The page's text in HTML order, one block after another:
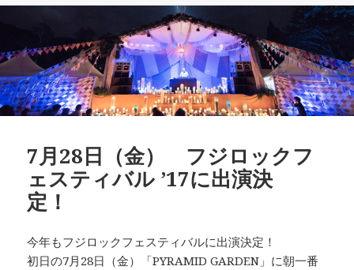
リ
ー
7月28日（金） フジロックフ
ェスティバル ’17に出演決
定！
今年もフジロックフェスティバルに出演決定！
初日の7月28日（金）「PYRAMID GARDEN」に朝一番